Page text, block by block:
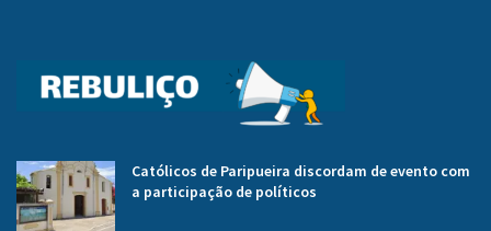
Católicos de Paripueira discordam de evento com
a participação de políticos